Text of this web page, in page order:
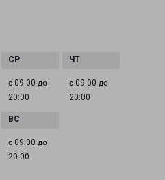
с 09:00 до
20:00
с 09:00 до
20:00
с 09:00 до
20:00